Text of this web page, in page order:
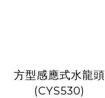
方型感應式水龍頭
(CYS530)